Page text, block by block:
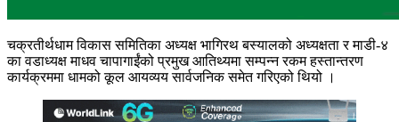
चक्रतीर्थधाम विकास समितिका अध्यक्ष भागिरथ बस्यालको अध्यक्षता र माडी-४
का वडाध्यक्ष माधव चापागाईंको प्रमुख आतिथ्यमा सम्पन्न रकम हस्तान्तरण
कार्यक्रममा धामको कूल आयव्यय सार्वजनिक समेत गरिएको थियो ।